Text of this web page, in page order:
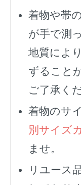
着物や帯
が手で測
地質によ
ずること
ご了承く
着物のサ
別サイズ
ませ。
リユース